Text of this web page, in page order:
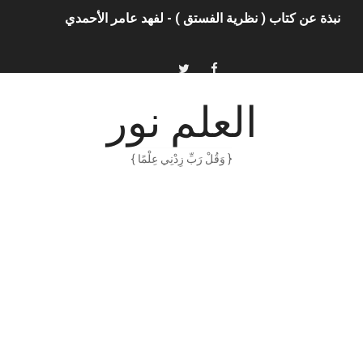
نبذة عن كتاب ( نظرية الفستق ) - لفهد عامر الأحمدي
أناس ملهمون يجب أن تقرأ قصصهم
العلم نور
{ وَقُلْ رَبِّ زِدْنِي عِلْمًا }